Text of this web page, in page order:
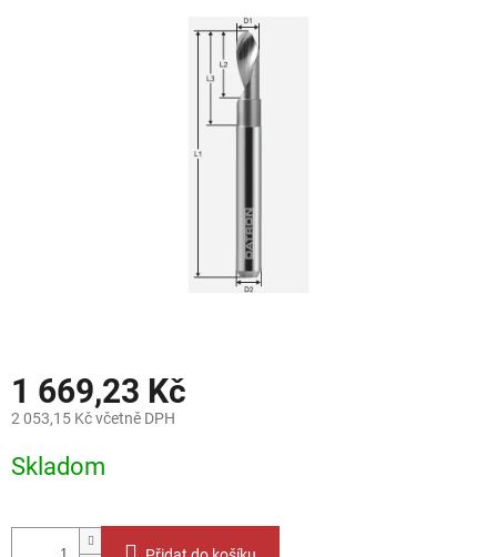
1 669,23 Kč
2 053,15 Kč včetně DPH
cena:
Skladom